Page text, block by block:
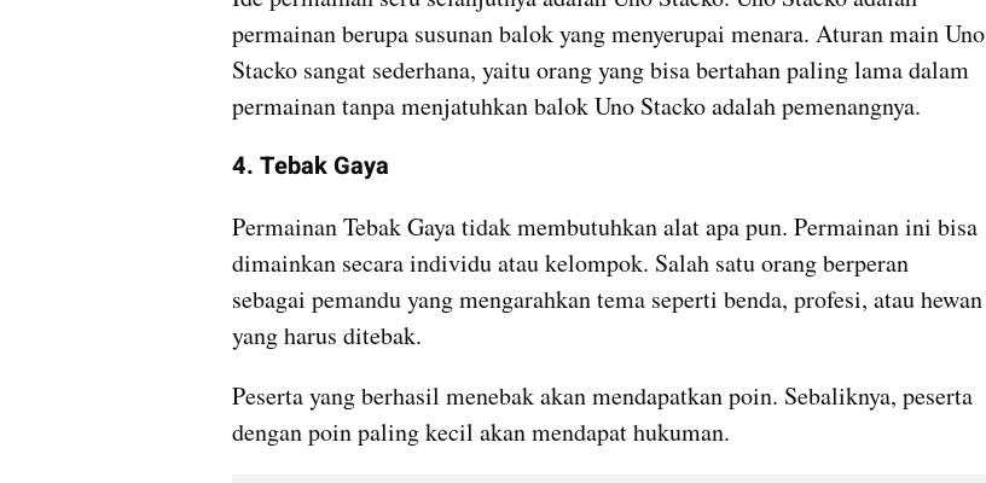
permainan berupa susunan balok yang menyerupai menara. Aturan main Uno
Stacko sangat sederhana, yaitu orang yang bisa bertahan paling lama dalam
permainan tanpa menjatuhkan balok Uno Stacko adalah pemenangnya.
4. Tebak Gaya
Permainan Tebak Gaya tidak membutuhkan alat apa pun. Permainan ini bisa
dimainkan secara individu atau kelompok. Salah satu orang berperan
sebagai pemandu yang mengarahkan tema seperti benda, profesi, atau hewan
yang harus ditebak.
Peserta yang berhasil menebak akan mendapatkan poin. Sebaliknya, peserta
dengan poin paling kecil akan mendapat hukuman.